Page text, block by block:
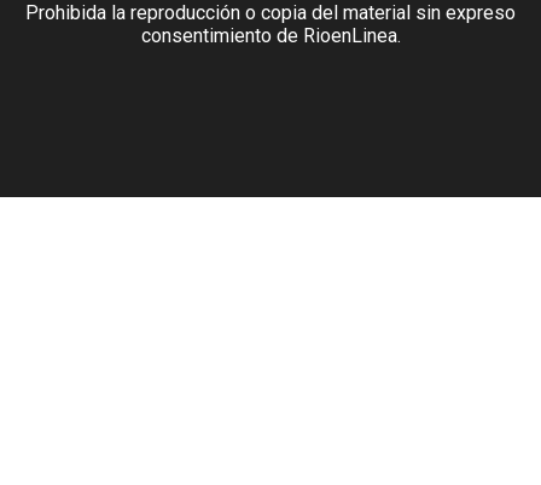
Prohibida la reproducción o copia del material sin expreso
consentimiento de RioenLinea.